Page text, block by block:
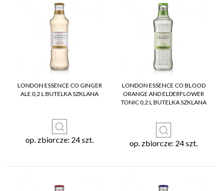
LONDON ESSENCE CO GINGER
ALE 0,2 L BUTELKA SZKLANA
op. zbiorcze: 24 szt.
LONDON ESSENCE CO BLOOD
ORANGE AND ELDERFLOWER
TONIC 0,2 L BUTELKA SZKLANA
op. zbiorcze: 24 szt.